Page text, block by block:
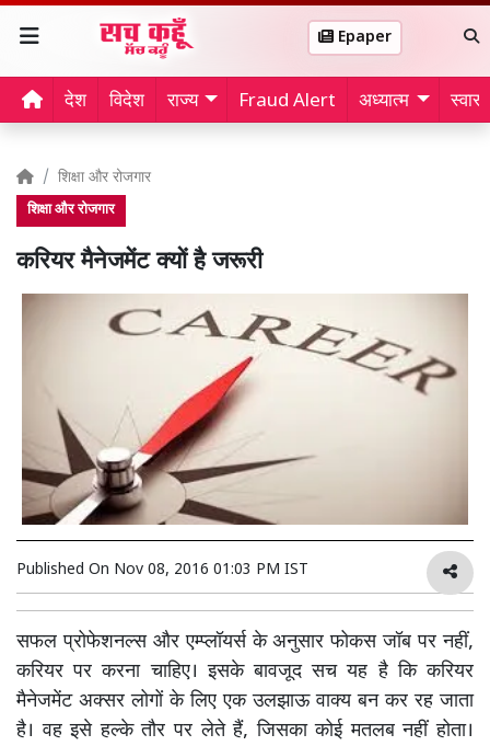
Epaper
देश विदेश राज्य Fraud Alert अध्यात्म
शिक्षा और रोजगार
शिक्षा और रोजगार
करियर मैनेजमेंट क्यों है जरूरी
Published On Nov 08, 2016 01:03 PM IST
सफल प्रोफेशनल्स और एम्प्लॉयर्स के अनुसार फोकस जॉब पर नहीं,
करियर पर करना चाहिए। इसके बावजूद सच यह है कि करियर
मैनेजमेंट अक्सर लोगों के लिए एक उलझाऊ वाक्य बन कर रह जाता
है। वह इसे हल्के तौर पर लेते हैं, जिसका कोई मतलब नहीं होता।